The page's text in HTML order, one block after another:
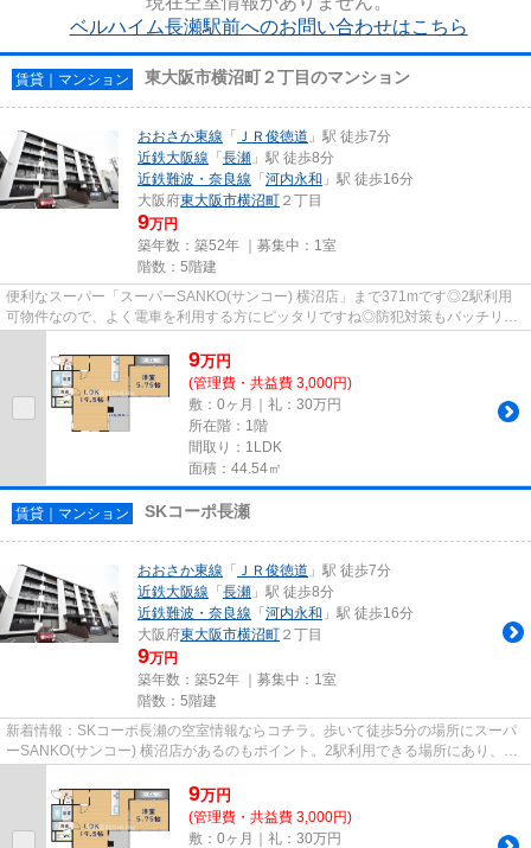
ベルハイム長瀬駅前へのお問い合わせはこちら
賃貸｜マンション 東大阪市横沼町２丁目のマンション
おおさか東線 「 ＪＲ俊徳道 」駅 徒歩7分
近鉄大阪線 「長瀬 」駅 徒歩8分
近鉄難波・奈良線 「河内永和 」駅 徒歩16分
大阪府東大阪市横沼町 ２丁目
9万円
築年数：築52年 ｜募集中： 1室
階数：5階建
便利なスーパー「スーパーSANKO(サンコー) 横沼店」まで371mです◎2駅利用
可物件なので、よく電車を利用する方にピッタリですね◎防犯対策もバッチリな
マンションタイプの物件です◎駅か...
9万円
(管理費・共益費 3,000円)
敷：0ヶ月｜礼：30万円
所在階：1階
間取り：1LDK
面積：44.54㎡
賃貸｜マンション SKコーポ長瀬
おおさか東線 「 ＪＲ俊徳道 」駅 徒歩7分
近鉄大阪線 「長瀬 」駅 徒歩8分
近鉄難波・奈良線 「河内永和 」駅 徒歩16分
大阪府東大阪市横沼町 ２丁目
9万円
築年数：築52年 ｜募集中： 1室
階数：5階建
新着情報：SKコーポ長瀬の空室情報ならコチラ。歩いて徒歩5分の場所にスーパ
ーSANKO(サンコー) 横沼店があるのもポイント。2駅利用できる場所にあり、行
き先に合わせて使い分けができ...
9万円
(管理費・共益費 3,000円)
敷：0ヶ月｜礼：30万円